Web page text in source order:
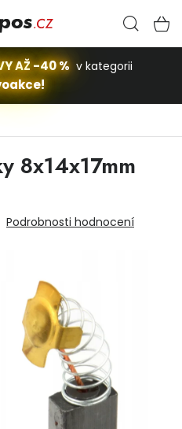
AŽ -40 % v kategorii
8x14x17mm
Podrobnosti hodnocení